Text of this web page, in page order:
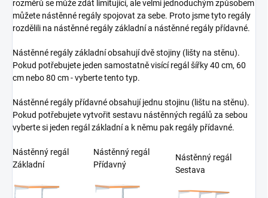
rozměrů se může zdát limitující, ale velmi jednoduchým způsobem
můžete nástěnné regály spojovat za sebe. Proto jsme tyto regály
rozdělili na nástěnné regály základní a nástěnné regály přídavné.
Nástěnné regály základní obsahují dvě stojiny (lišty na stěnu).
Pokud potřebujete jeden samostatně visící regál šířky 40 cm, 60
cm nebo 80 cm - vyberte tento typ.
Nástěnné regály přídavné obsahují jednu stojinu (lištu na stěnu).
Pokud potřebujete vytvořit sestavu nástěnných regálů za sebou
vyberte si jeden regál základní a k němu pak regály přídavné.
Nástěnný regál
Základní
Nástěnný regál
Přídavný
Nástěnný regál
Sestava